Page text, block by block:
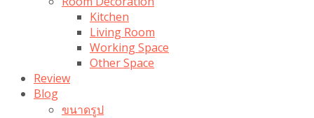
Kitchen
Living Room
Working Space
Other Space
Review
Blog
ขนาดรูป